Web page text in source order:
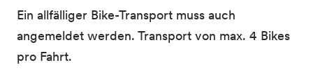
Ein allfälliger Bike-Transport muss auch
angemeldet werden. Transport von max. 4 Bikes
pro Fahrt.